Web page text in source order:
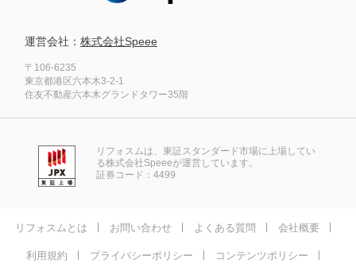
運営会社： 株式会社Speee
〒106-6235
東京都港区六本木3-2-1
住友不動産六本木グランドタワー35階
リフォスムは、東証スタンダード市場に上場してい
る株式会社Speeeが運営しています。
証券コード：4499
リフォスムとは お問い合わせ よくある質問 会社概要
利用規約 プライバシーポリシー コンテンツポリシー